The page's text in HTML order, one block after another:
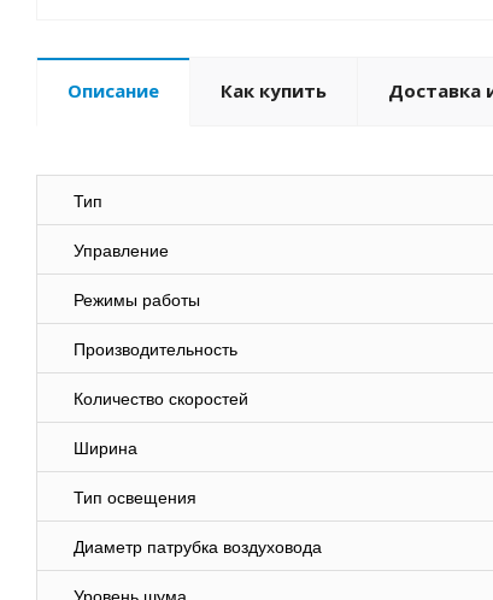
Описание Как купить Доставка
Тип
Управление
Режимы работы
Производительность
Количество скоростей
Ширина
Тип освещения
Диаметр патрубка воздуховода